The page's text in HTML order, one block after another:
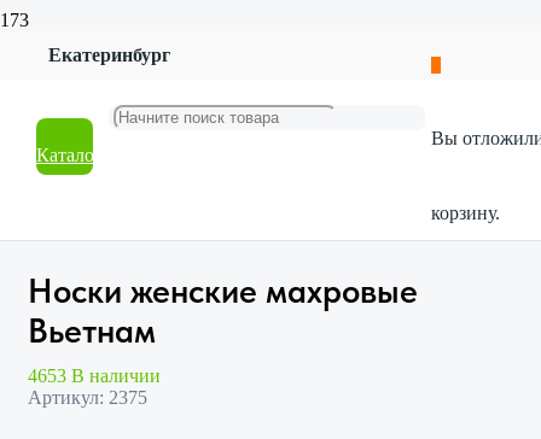
Екатеринбург
Каталог
Вы
корзину.
Одежда и обувь
Носки женские махровые Вьетнам
Носки женские махровые
Вьетнам
4653 В наличии
Артикул: 2375